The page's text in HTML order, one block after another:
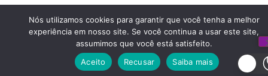
Nós utilizamos cookies para garantir que você tenha a melhor
experiência em nosso site. Se você continua a usar este site,
assumimos que você está satisfeito.
Aceito
Recusar Saiba mais